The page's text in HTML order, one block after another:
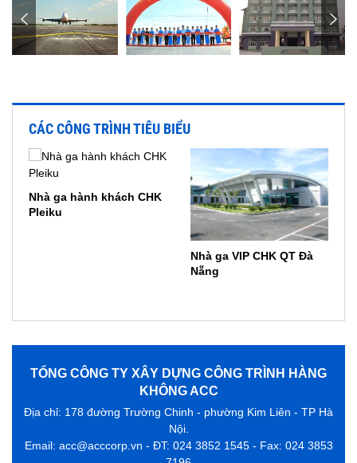
CÁC CÔNG TRÌNH TIÊU BIỂU
Nhà ga hành khách CHK
Pleiku
Nhà ga VIP CHK QT Đà
Nẵng
TỔNG CÔNG TY XÂY DỰNG CÔNG TRÌNH HÀNG
KHÔNG ACC
Địa chỉ: 178 đường Trường Chinh - phường Kim Liên - TP Hà
Nội.
Email: acc@acccorp.vn - ĐT: 024 3852 1545 - Fax: 024 3853